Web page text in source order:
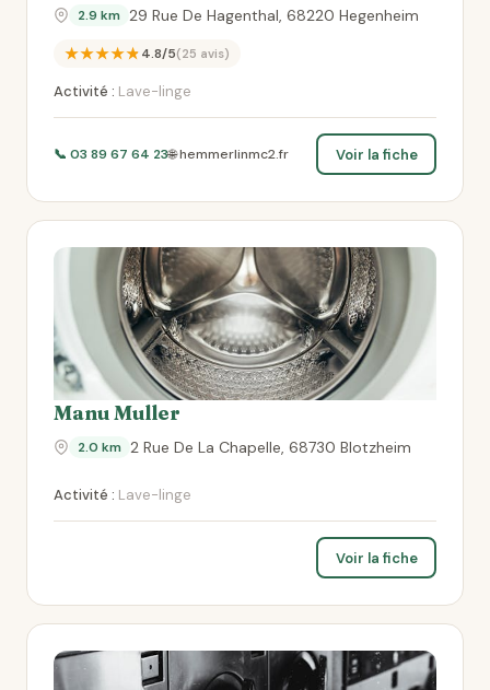
2.9 km 29 Rue De Hagenthal, 68220 Hegenheim
★★★★★4.8/5(25 avis)
Activité : Lave-linge
📞 03 89 67 64 23🌐 hemmerlinmc2.fr Voir la fiche
Manu Muller
2.0 km 2 Rue De La Chapelle, 68730 Blotzheim
Activité : Lave-linge
Voir la fiche